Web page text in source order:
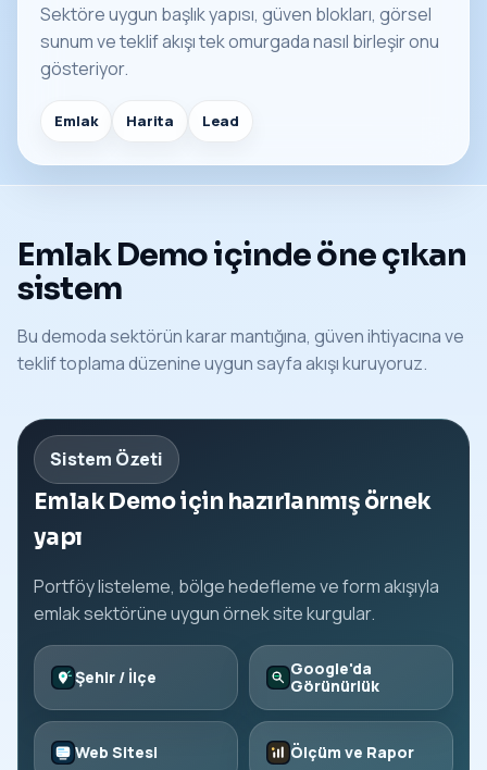
Sektöre uygun başlık yapısı, güven blokları, görsel
sunum ve teklif akışı tek omurgada nasıl birleşir onu
gösteriyor.
Emlak Harita Lead
Emlak Demo içinde öne çıkan
sistem
Bu demoda sektörün karar mantığına, güven ihtiyacına ve
teklif toplama düzenine uygun sayfa akışı kuruyoruz.
Sistem Özeti
Emlak Demo için hazırlanmış örnek
yapı
Portföy listeleme, bölge hedefleme ve form akışıyla
emlak sektörüne uygun örnek site kurgular.
Şehir / İlçe
Google'da
Görünürlük
Web Sitesi Ölçüm ve Rapor